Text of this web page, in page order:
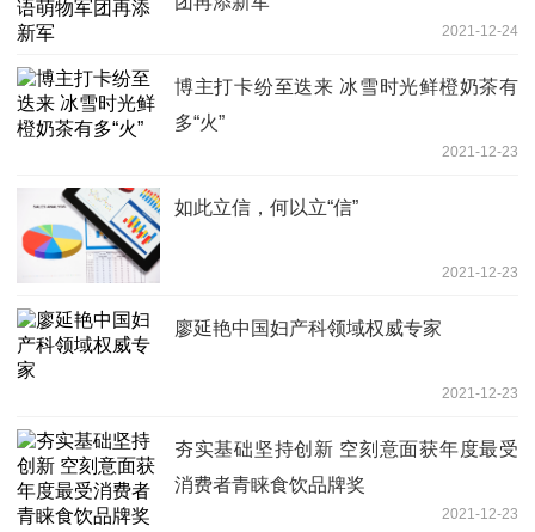
2021-12-24
博主打卡纷至迭来 冰雪时光鲜橙奶茶有
多“火”
2021-12-23
如此立信，何以立“信” ​
2021-12-23
廖延艳中国妇产科领域权威专家
2021-12-23
夯实基础坚持创新 空刻意面获年度最受
消费者青睐食饮品牌奖
2021-12-23